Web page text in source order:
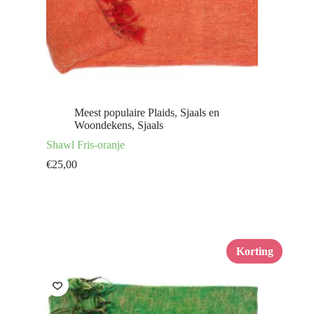
Meest populaire Plaids, Sjaals en
Woondekens, Sjaals
Shawl Fris-oranje
€25,00
Korting